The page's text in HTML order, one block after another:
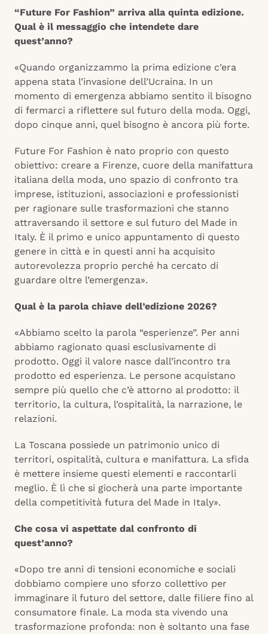
“Future For Fashion” arriva alla quinta edizione.
Qual è il messaggio che intendete dare
quest’anno?
«Quando organizzammo la prima edizione c’era
appena stata l’invasione dell’Ucraina. In un
momento di emergenza abbiamo sentito il bisogno
di fermarci a riflettere sul futuro della moda. Oggi,
dopo cinque anni, quel bisogno è ancora più forte.
Future For Fashion è nato proprio con questo
obiettivo: creare a Firenze, cuore della manifattura
italiana della moda, uno spazio di confronto tra
imprese, istituzioni, associazioni e professionisti
per ragionare sulle trasformazioni che stanno
attraversando il settore e sul futuro del Made in
Italy. È il primo e unico appuntamento di questo
genere in città e in questi anni ha acquisito
autorevolezza proprio perché ha cercato di
guardare oltre l’emergenza».
Qual è la parola chiave dell’edizione 2026?
«Abbiamo scelto la parola “esperienze”. Per anni
abbiamo ragionato quasi esclusivamente di
prodotto. Oggi il valore nasce dall’incontro tra
prodotto ed esperienza. Le persone acquistano
sempre più quello che c’è attorno al prodotto: il
territorio, la cultura, l’ospitalità, la narrazione, le
relazioni.
La Toscana possiede un patrimonio unico di
territori, ospitalità, cultura e manifattura. La sfida
è mettere insieme questi elementi e raccontarli
meglio. È lì che si giocherà una parte importante
della competitività futura del Made in Italy».
Che cosa vi aspettate dal confronto di
quest’anno?
«Dopo tre anni di tensioni economiche e sociali
dobbiamo compiere uno sforzo collettivo per
immaginare il futuro del settore, dalle filiere fino al
consumatore finale. La moda sta vivendo una
trasformazione profonda: non è soltanto una fase